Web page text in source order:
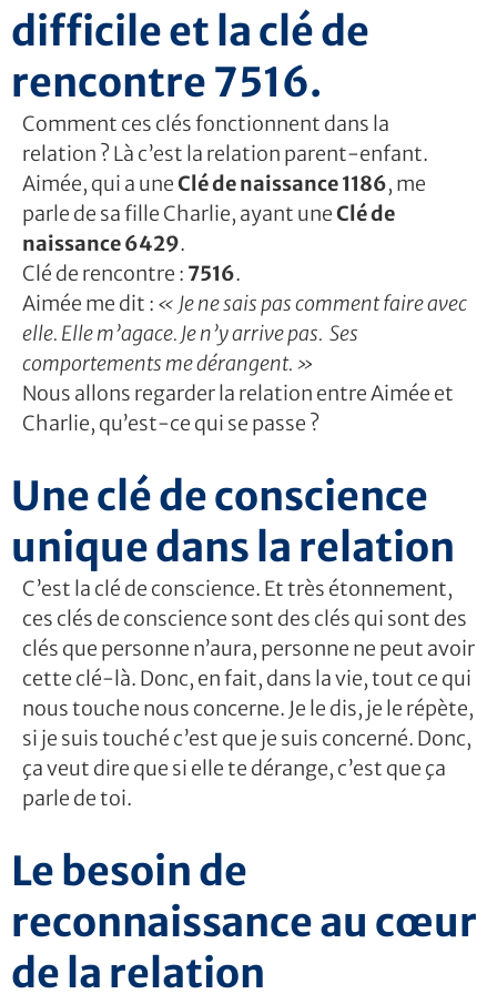
difficile et la clé de
rencontre 7516.
Comment ces clés fonctionnent dans la
relation ? Là c’est la relation parent-enfant.
Aimée, qui a uneClé de naissance 1186, me
parle de sa fille Charlie, ayant uneClé de
naissance 6429.
Clé de rencontre : 7516.
Aimée me dit : « Je ne sais pas comment faire avec
elle. Elle m’agace. Je n’y arrive pas. Ses
comportements me dérangent. »
Nous allons regarder la relation entre Aimée et
Charlie, qu’est-ce qui se passe ?
Une clé de conscience
unique dans la relation
C’est la clé de conscience. Et très étonnement,
ces clés de conscience sont des clés qui sont des
clés que personne n’aura, personne ne peut avoir
cette clé-là. Donc, en fait, dans la vie, tout ce qui
nous touche nous concerne. Je le dis, je le répète,
si je suis touché c’est que je suis concerné. Donc,
ça veut dire que si elle te dérange, c’est que ça
parle de toi.
Le besoin de
reconnaissance au cœur
de la relation